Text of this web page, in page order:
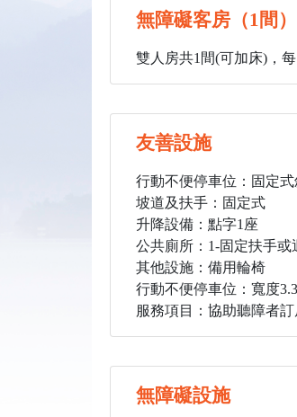
無障礙客房（1間）
雙人房共1間(可加床)，
友善設施
行動不便停車位：固定式
坡道及扶手：固定式
升降設備：點字1座
公共廁所：1-固定扶手或
其他設施：備用輪椅
行動不便停車位：寬度
服務項目：協助聽障者
無障礙設施